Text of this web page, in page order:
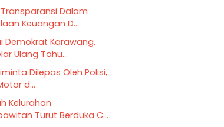
Dalam
Keuangan D...
Demokrat Karawang,
Ulang Tahu...
Dilepas Oleh Polisi,
d...
Kelurahan
Turut Berduka C...